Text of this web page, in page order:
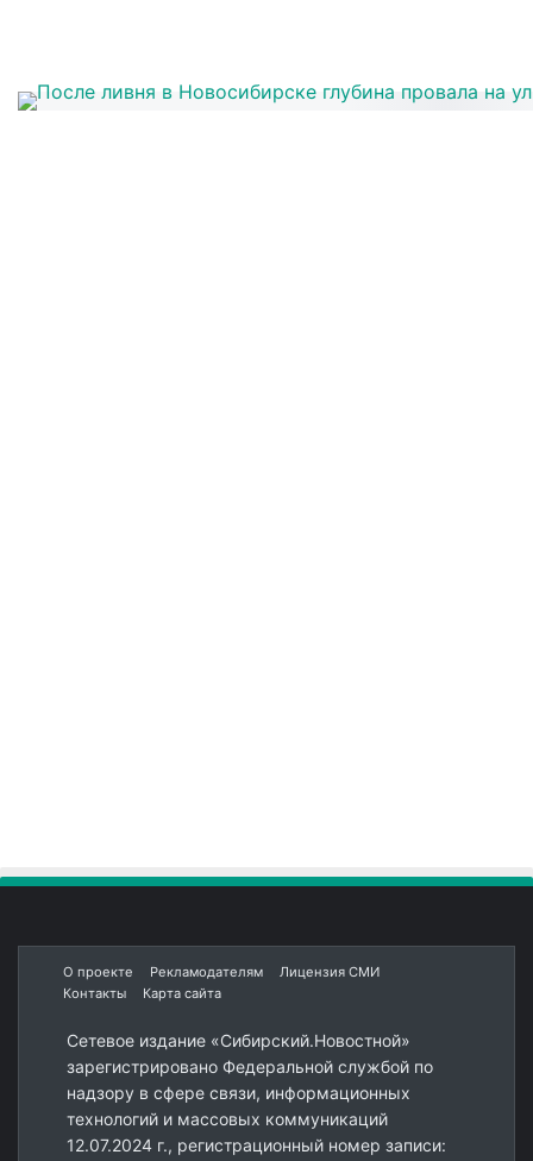
О проекте Рекламодателям
Лицензия СМИ
Контакты
Карта сайта
Сетевое издание «Сибирский.Новостной»
зарегистрировано Федеральной службой по
надзору в сфере связи, информационных
технологий и массовых коммуникаций
12.07.2024 г., регистрационный номер записи: